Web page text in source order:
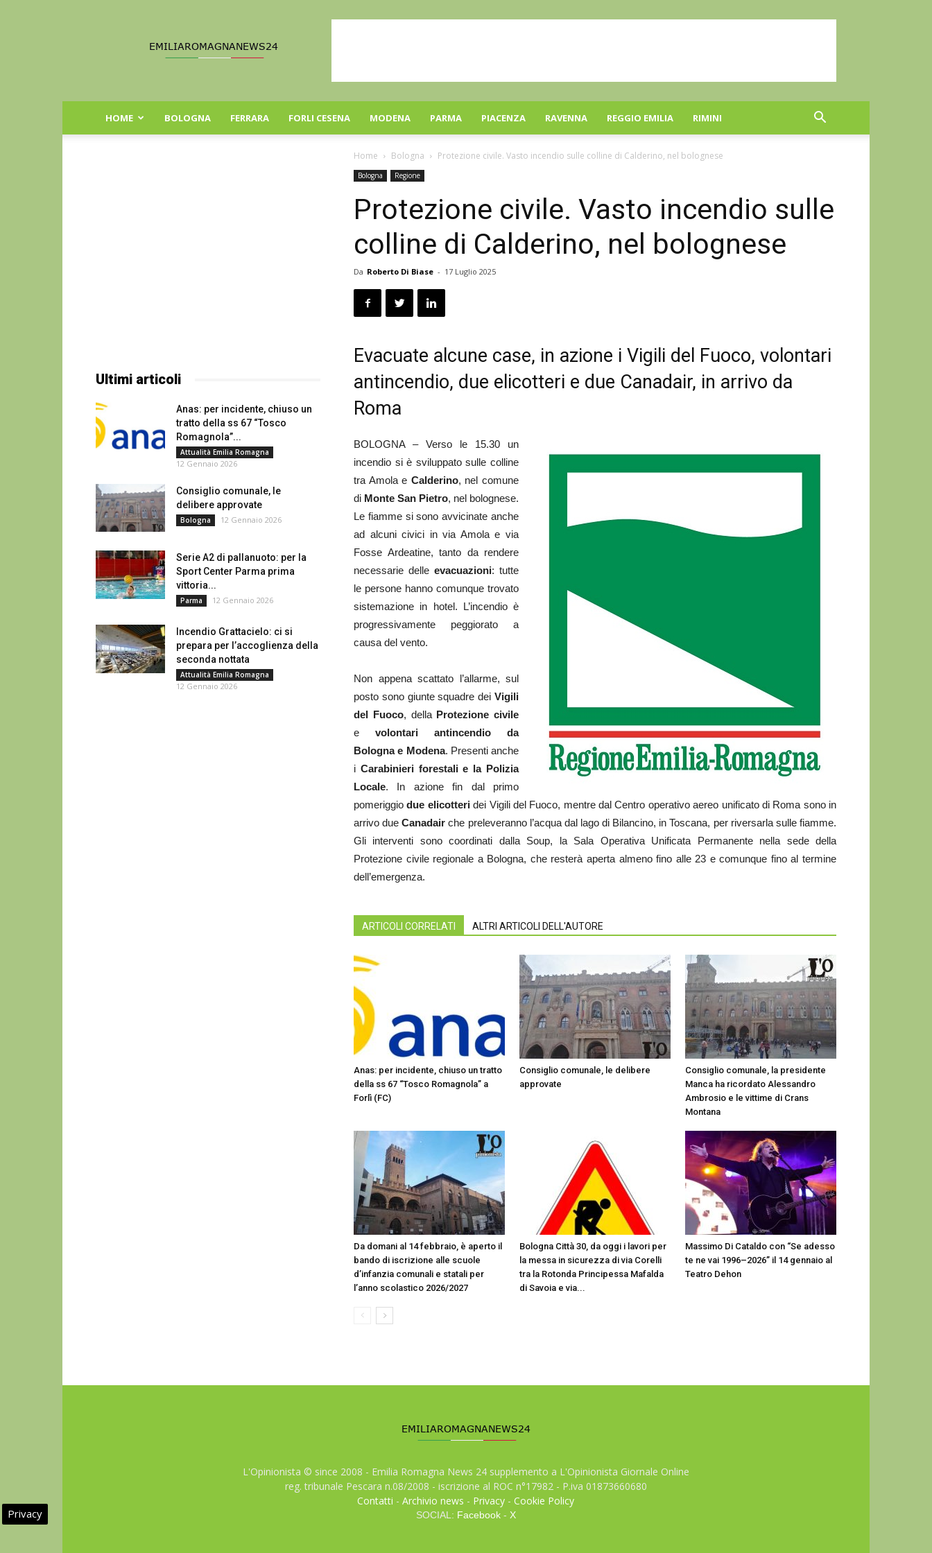
Romagna
HOME BOLOGNA FERRARA FORLI CESENA MODENA PARMA PIACENZA RAVENNA REGGIO EMILIA RIMINI
Home Bologna Protezione civile. Vasto incendio sulle colline di Calderino, nel bolognese
Bologna Regione
Protezione civile. Vasto incendio sulle
colline di Calderino, nel bolognese
Da Roberto Di Biase - 17 Luglio 2025
Evacuate alcune case, in azione i Vigili del Fuoco, volontari
antincendio, due elicotteri e due Canadair, in arrivo da
Roma
BOLOGNA – Verso le 15.30 un
incendio si è sviluppato sulle colline
tra Amola e Calderino, nel comune
di Monte San Pietro, nel bolognese.
Le fiamme si sono avvicinate anche
ad alcuni civici in via Amola e via
Fosse Ardeatine, tanto da rendere
necessarie delle evacuazioni: tutte
le persone hanno comunque trovato
sistemazione in hotel. L’incendio è
progressivamente peggiorato a
causa del vento.
Non appena scattato l’allarme, sul
posto sono giunte squadre dei Vigili
del Fuoco, della Protezione civile
e volontari antincendio da
Bologna e Modena. Presenti anche
i Carabinieri forestali e la Polizia
Locale. In azione fin dal primo
pomeriggiodue elicotteridei Vigili del Fuoco, mentre dal Centro operativo aereo unificato di Roma sono in
arrivo dueCanadair che preleveranno l’acqua dal lago di Bilancino, in Toscana, per riversarla sulle fiamme.
Gli interventi sono coordinati dalla Soup, la Sala Operativa Unificata Permanente nella sede della
Protezione civile regionale a Bologna, che resterà aperta almeno fino alle 23 e comunque fino al termine
dell’emergenza.
ARTICOLI CORRELATI ALTRI ARTICOLI DELL'AUTORE
Anas: per incidente, chiuso un tratto
della ss 67 “Tosco Romagnola” a
Forlì (FC)
Consiglio comunale, le delibere
approvate
Consiglio comunale, la presidente
Manca ha ricordato Alessandro
Ambrosio e le vittime di Crans
Montana
Da domani al 14 febbraio, è aperto il
bando di iscrizione alle scuole
d’infanzia comunali e statali per
l’anno scolastico 2026/2027
Bologna Città 30, da oggi i lavori per
la messa in sicurezza di via Corelli
tra la Rotonda Principessa Mafalda
di Savoia e via...
Massimo Di Cataldo con “Se adesso
te ne vai 1996–2026” il 14 gennaio al
Teatro Dehon
Ultimi articoli
Anas: per incidente, chiuso un
tratto della ss 67 “Tosco
Romagnola”...
Attualità Emilia Romagna
12 Gennaio 2026
Consiglio comunale, le
delibere approvate
Bologna 12 Gennaio 2026
Serie A2 di pallanuoto: per la
Sport Center Parma prima
vittoria...
Parma 12 Gennaio 2026
Incendio Grattacielo: ci si
prepara per l’accoglienza della
seconda nottata
Attualità Emilia Romagna
12 Gennaio 2026
L'Opinionista © since 2008 - Emilia Romagna News 24 supplemento a L'Opinionista Giornale Online
reg. tribunale Pescara n.08/2008 - iscrizione al ROC n°17982 - P.iva 01873660680
Contatti -Archivio news - Privacy -Cookie Policy
SOCIAL: Facebook- X
Privacy